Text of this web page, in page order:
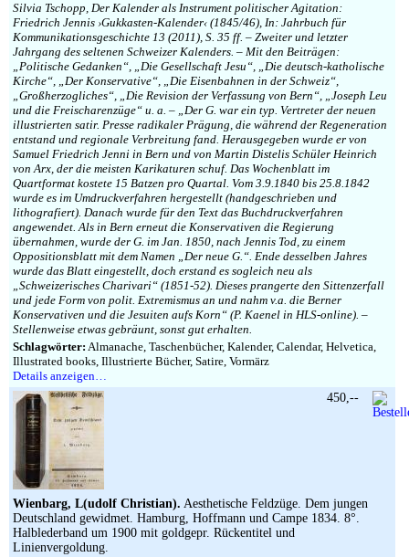
Silvia Tschopp, Der Kalender als Instrument politischer Agitation:
Friedrich Jennis ›Gukkasten-Kalender‹ (1845/46), In: Jahrbuch für
Kommunikationsgeschichte 13 (2011), S. 35 ff. – Zweiter und letzter
Jahrgang des seltenen Schweizer Kalenders. – Mit den Beiträgen:
„Politische Gedanken“, „Die Gesellschaft Jesu“, „Die deutsch-katholische
Kirche“, „Der Konservative“, „Die Eisenbahnen in der Schweiz“,
„Großherzogliches“, „Die Revision der Verfassung von Bern“, „Joseph Leu
und die Freischarenzüge“ u. a. – „Der G. war ein typ. Vertreter der neuen
illustrierten satir. Presse radikaler Prägung, die während der Regeneration
entstand und regionale Verbreitung fand. Herausgegeben wurde er von
Samuel Friedrich Jenni in Bern und von Martin Distelis Schüler Heinrich
von Arx, der die meisten Karikaturen schuf. Das Wochenblatt im
Quartformat kostete 15 Batzen pro Quartal. Vom 3.9.1840 bis 25.8.1842
wurde es im Umdruckverfahren hergestellt (handgeschrieben und
lithografiert). Danach wurde für den Text das Buchdruckverfahren
angewendet. Als in Bern erneut die Konservativen die Regierung
übernahmen, wurde der G. im Jan. 1850, nach Jennis Tod, zu einem
Oppositionsblatt mit dem Namen „Der neue G.“. Ende desselben Jahres
wurde das Blatt eingestellt, doch erstand es sogleich neu als
„Schweizerisches Charivari“ (1851-52). Dieses prangerte den Sittenzerfall
und jede Form von polit. Extremismus an und nahm v.a. die Berner
Konservativen und die Jesuiten aufs Korn“ (P. Kaenel in HLS-online). –
Stellenweise etwas gebräunt, sonst gut erhalten.
Schlagwörter: Almanache, Taschenbücher, Kalender, Calendar, Helvetica,
Illustrated books, Illustrierte Bücher, Satire, Vormärz
Details anzeigen…
Wienbarg, L(udolf Christian). Aesthetische Feldzüge. Dem jungen
Deutschland gewidmet. Hamburg, Hoffmann und Campe 1834. 8°.
Halblederband um 1900 mit goldgepr. Rückentitel und
Linienvergoldung.
450,--